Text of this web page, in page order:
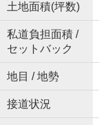
土地面積(坪数)
私道負担面積 /
セットバック
地目 / 地勢
接道状況